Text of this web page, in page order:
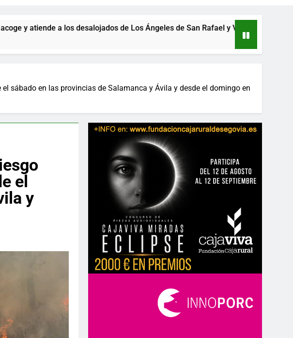
a los desalojados de Los Ángeles de San Rafael y Vegas de Matute
sábado en las provincias de Salamanca y Ávila y desde el domingo en
el
y